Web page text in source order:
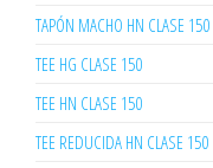
TAPÓN MACHO HN CLASE 150
TEE HG CLASE 150
TEE HN CLASE 150
TEE REDUCIDA HN CLASE 150